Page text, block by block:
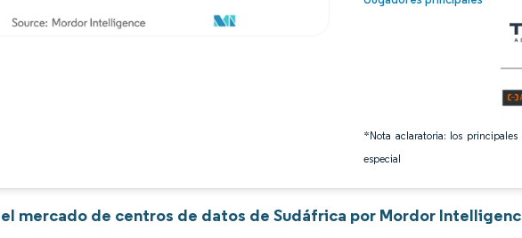
*Nota aclaratoria: los
especial
mercado de centros de datos de Sudáfrica por Mordor